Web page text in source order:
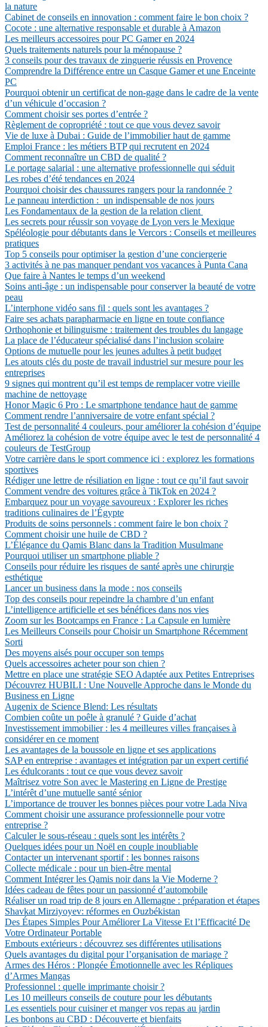
la nature
Cabinet de conseils en innovation : comment faire le bon choix ?
Cocote : une alternative responsable et durable à Amazon
Les meilleurs accessoires pour PC Gamer en 2024
Quels traitements naturels pour la ménopause ?
3 conseils pour des travaux de zinguerie réussis en Provence
Comprendre la Différence entre un Casque Gamer et une Enceinte
PC
Pourquoi obtenir un certificat de non-gage dans le cadre de la vente
d’un véhicule d’occasion ?
Comment choisir ses portes d’entrée ?
Règlement de copropriété : tout ce que vous devez savoir
Vie de luxe à Dubai : Guide de l’immobilier haut de gamme
Emploi France : les métiers BTP qui recrutent en 2024
Comment reconnaître un CBD de qualité ?
Le portage salarial : une alternative professionnelle qui séduit
Les robes d’été tendances en 2024
Pourquoi choisir des chaussures rangers pour la randonnée ?
Le panneau interdiction : un indispensable de nos jours
Les Fondamentaux de la gestion de la relation client
Les secrets pour réussir son voyage de Lyon vers le Mexique
Spéléologie pour débutants dans le Vercors : Conseils et meilleures
pratiques
Top 5 conseils pour optimiser la gestion d’une conciergerie
3 activités à ne pas manquer pendant vos vacances à Punta Cana
Que faire à Nantes le temps d’un weekend
Soins anti-âge : un indispensable pour conserver la beauté de votre
peau
L’interphone vidéo sans fil : quels sont les avantages ?
Faire ses achats parapharmacie en ligne en toute confiance
Orthophonie et bilinguisme : traitement des troubles du langage
La place de l’éducateur spécialisé dans l’inclusion scolaire
Options de mutuelle pour les jeunes adultes à petit budget
Les atouts clés du poste de travail industriel sur mesure pour les
entreprises
9 signes qui montrent qu’il est temps de remplacer votre vieille
machine de nettoyage
Honor Magic 6 Pro : Le smartphone tendance haut de gamme
Comment rendre l’anniversaire de votre enfant spécial ?
Test de personnalité 4 couleurs, pour améliorer la cohésion d’équipe
Améliorez la cohésion de votre équipe avec le test de personnalité 4
couleurs de TestGroup
Votre carrière dans le sport commence ici : explorez les formations
sportives
Rédiger une lettre de résiliation en ligne : tout ce qu’il faut savoir
Comment vendre des voitures grâce à TikTok en 2024 ?
Embarquez pour un voyage savoureux : Explorer les riches
traditions culinaires de l’Égypte
Produits de soins personnels : comment faire le bon choix ?
Comment choisir une huile de CBD ?
L’Élégance du Qamis Blanc dans la Tradition Musulmane
Pourquoi utiliser un smartphone pliable ?
Conseils pour réduire les risques de santé après une chirurgie
esthétique
Lancer un business dans la mode : nos conseils
Top des conseils pour repeindre la chambre d’un enfant
L’intelligence artificielle et ses bénéfices dans nos vies
Zoom sur les Bootcamps en France : La Capsule en lumière
Les Meilleurs Conseils pour Choisir un Smartphone Récemment
Sorti
Des moyens aisés pour occuper son temps
Quels accessoires acheter pour son chien ?
Mettre en place une stratégie SEO Adaptée aux Petites Entreprises
Découvrez HUBILI : Une Nouvelle Approche dans le Monde du
Business en Ligne
Augenix de Science Blend: Les résultats
Combien coûte un poêle à granulé ? Guide d’achat
Investissement immobilier : les 4 meilleures villes françaises à
considérer en ce moment
Les avantages de la boussole en ligne et ses applications
SAP en entreprise : avantages et intégration par un expert certifié
Les édulcorants : tout ce que vous devez savoir
Maîtrisez votre Son avec le Mastering en Ligne de Prestige
L’intérêt d’une mutuelle santé sénior
L’importance de trouver les bonnes pièces pour votre Lada Niva
Comment choisir une assurance professionnelle pour votre
entreprise ?
Calculer le sous-réseau : quels sont les intérêts ?
Quelques idées pour un Noël en couple inoubliable
Contacter un intervenant sportif : les bonnes raisons
Collecte médicale : pour un bien-être mental
Comment Intégrer les Qamis noir dans la Vie Moderne ?
Idées cadeau de fêtes pour un passionné d’automobile
Réaliser un road trip de 8 jours en Allemagne : préparation et étapes
Shavkat Mirziyoyev: réformes en Ouzbékistan
Des Étapes Simples Pour Améliorer La Vitesse Et l’Efficacité De
Votre Ordinateur Portable
Embouts extérieurs : découvrez ses différentes utilisations
Quels avantages du digital pour l’organisation de mariage ?
Armes des Héros : Plongée Émotionnelle avec les Répliques
d’Armes Mangas
Professionnel : quelle imprimante choisir ?
Les 10 meilleurs conseils de couture pour les débutants
Les essentiels pour cuisiner et manger vos repas au jardin
Les bonbons au CBD : Découverte et bienfaits